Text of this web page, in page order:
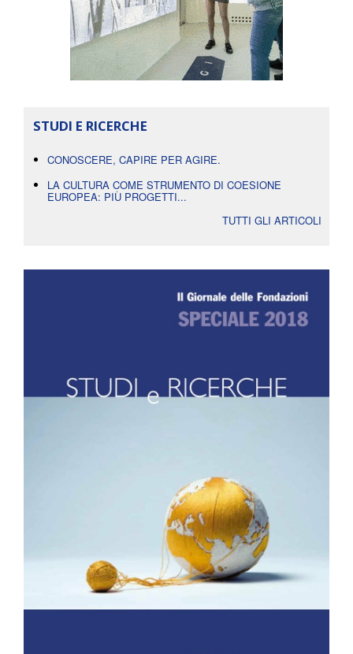
STUDI E RICERCHE
CONOSCERE, CAPIRE PER AGIRE.
LA CULTURA COME STRUMENTO DI COESIONE
EUROPEA: PIÙ PROGETTI...
TUTTI GLI ARTICOLI